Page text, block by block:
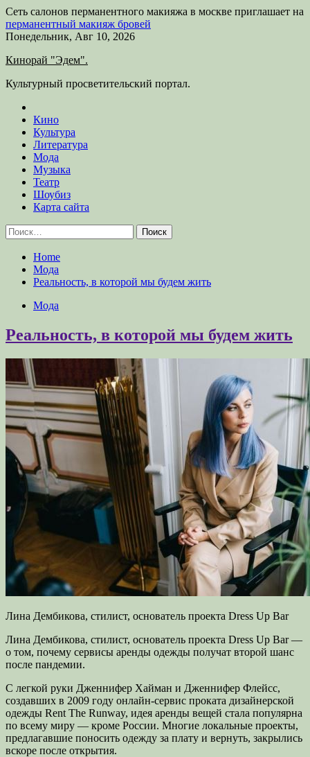
Сеть салонов перманентного макияжа в москве приглашает на
перманентный макияж бровей
Skip
content
Понедельник, Авг 10, 2026
Кинорай "Эдем".
Культурный просветительский портал.
Кино
Культура
Литература
Мода
Музыка
Театр
Шоубиз
Карта сайта
Найти:
Home
Мода
Реальность, в которой мы будем жить
Мода
Реальность, в которой мы будем жить
Лина Дембикова, стилист, основатель проекта Dress Up Bar
Лина Дембикова, стилист, основатель проекта Dress Up Bar —
о том, почему сервисы аренды одежды получат второй шанс
после пандемии.
С легкой руки Дженнифер Хайман и Дженнифер Флейсс,
создавших в 2009 году онлайн-сервис проката дизайнерской
одежды Rent The Runway, идея аренды вещей стала популярна
по всему миру — кроме России. Многие локальные проекты,
предлагавшие поносить одежду за плату и вернуть, закрылись
вскоре после открытия.